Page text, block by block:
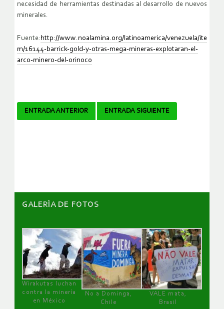
necesidad de herramientas destinadas al desarrollo de nuevos
minerales.
Fuente: http://www.noalamina.org/latinoamerica/venezuela/ite
m/16144-barrick-gold-y-otras-mega-mineras-explotaran-el-
arco-minero-del-orinoco
Navegador
ENTRADA ANTERIOR ENTRADA SIGUIENTE
GALERÌA DE FOTOS
Wirakutas luchan
contra la minería
en México
No a Dominga,
Chile
VALE mata,
Brasil